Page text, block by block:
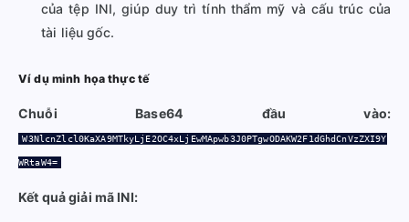
của tệp INI, giúp duy trì tính thẩm mỹ và cấu trúc của
tài liệu gốc.
Ví dụ minh họa thực tế
Chuỗi Base64 đầu vào:
W3NlcnZlcl0KaXA9MTkyLjE2OC4xLjEwMApwb3J0PTgwODAKW2F1dGhdCnVzZXI9Y
WRtaW4=
Kết quả giải mã INI: